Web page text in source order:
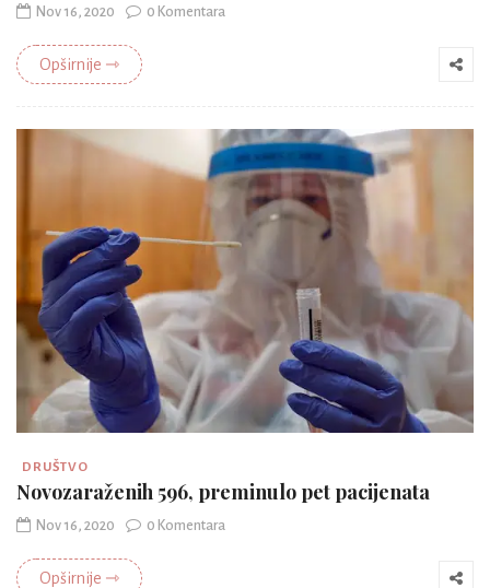
Nov 16, 2020 0 Komentara
Opširnije ⇾
DRUŠTVO
Novozaraženih 596, preminulo pet pacijenata
Nov 16, 2020 0 Komentara
Opširnije ⇾